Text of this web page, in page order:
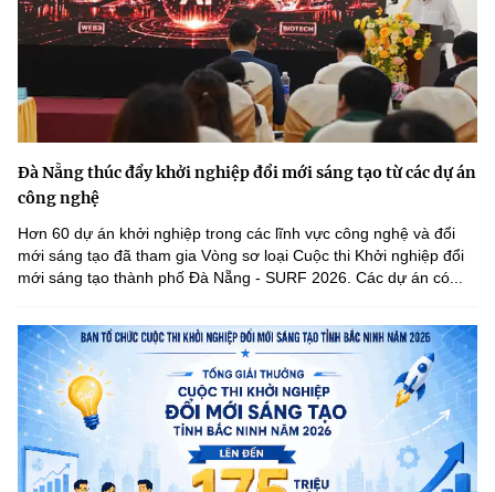
Đà Nẵng thúc đẩy khởi nghiệp đổi mới sáng tạo từ các dự án
công nghệ
Hơn 60 dự án khởi nghiệp trong các lĩnh vực công nghệ và đổi
mới sáng tạo đã tham gia Vòng sơ loại Cuộc thi Khởi nghiệp đổi
mới sáng tạo thành phố Đà Nẵng - SURF 2026. Các dự án có...